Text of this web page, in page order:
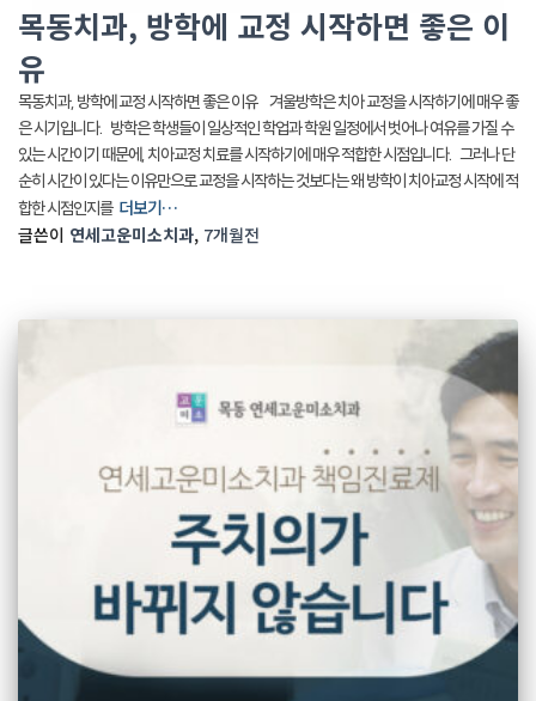
목동치과, 방학에 교정 시작하면 좋은 이
유
목동치과, 방학에 교정 시작하면 좋은 이유 겨울방학은 치아 교정을 시작하기에 매우 좋
은 시기입니다. 방학은 학생들이 일상적인 학업과 학원 일정에서 벗어나 여유를 가질 수
있는 시간이기 때문에, 치아교정 치료를 시작하기에 매우 적합한 시점입니다. 그러나 단
순히 시간이 있다는 이유만으로 교정을 시작하는 것보다는 왜 방학이 치아교정 시작에 적
합한 시점인지를 더보기…
글쓴이 연세고운미소치과, 7개월전